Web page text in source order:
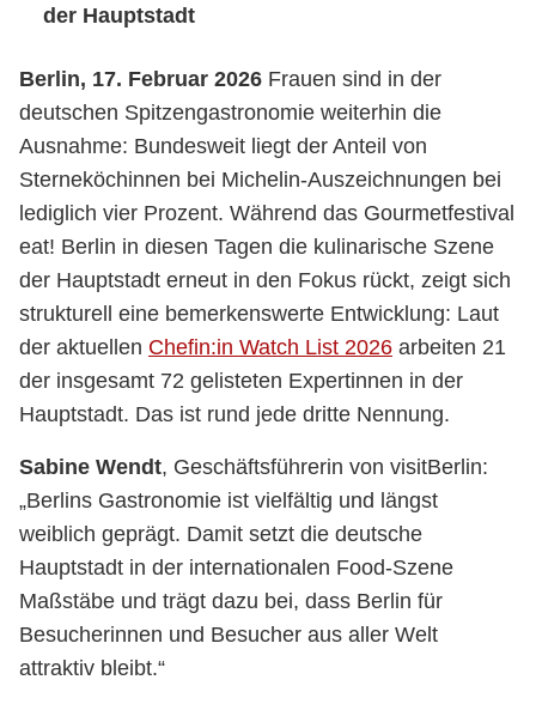
der Hauptstadt
Berlin, 17. Februar 2026 Frauen sind in der
deutschen Spitzengastronomie weiterhin die
Ausnahme: Bundesweit liegt der Anteil von
Sterneköchinnen bei Michelin-Auszeichnungen bei
lediglich vier Prozent. Während das Gourmetfestival
eat! Berlin in diesen Tagen die kulinarische Szene
der Hauptstadt erneut in den Fokus rückt, zeigt sich
strukturell eine bemerkenswerte Entwicklung: Laut
der aktuellen Chefin:in Watch List 2026 arbeiten 21
der insgesamt 72 gelisteten Expertinnen in der
Hauptstadt. Das ist rund jede dritte Nennung.
Sabine Wendt, Geschäftsführerin von visitBerlin:
„Berlins Gastronomie ist vielfältig und längst
weiblich geprägt. Damit setzt die deutsche
Hauptstadt in der internationalen Food-Szene
Maßstäbe und trägt dazu bei, dass Berlin für
Besucherinnen und Besucher aus aller Welt
attraktiv bleibt.“